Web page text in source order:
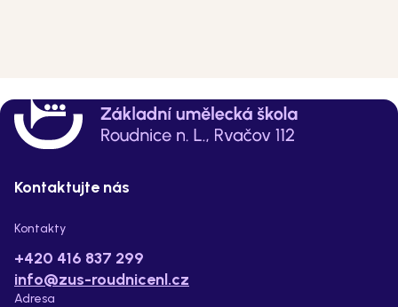
Kontaktujte nás
Kontakty
+420 416 837 299
info@zus-roudnicenl.cz
Adresa